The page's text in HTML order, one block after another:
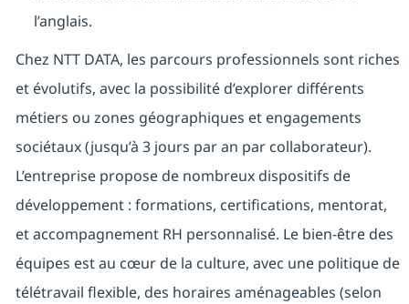
l’anglais.
Chez NTT DATA, les parcours professionnels sont riches
et évolutifs, avec la possibilité d’explorer différents
métiers ou zones géographiques et engagements
sociétaux (jusqu’à 3 jours par an par collaborateur).
L’entreprise propose de nombreux dispositifs de
développement : formations, certifications, mentorat,
et accompagnement RH personnalisé. Le bien-être des
équipes est au cœur de la culture, avec une politique de
télétravail flexible, des horaires aménageables (selon